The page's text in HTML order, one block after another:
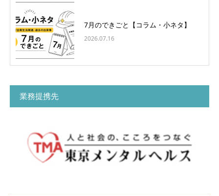
7月のできごと【コラム・小ネタ】
2026.07.16
業務提携先